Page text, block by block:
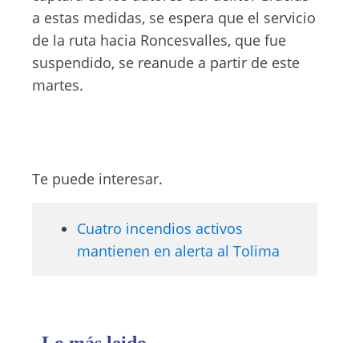
a estas medidas, se espera que el servicio
de la ruta hacia Roncesvalles, que fue
suspendido, se reanude a partir de este
martes.
Te puede interesar.
Cuatro incendios activos
mantienen en alerta al Tolima